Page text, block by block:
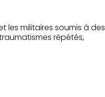
les militaires soumis à des
répétés,